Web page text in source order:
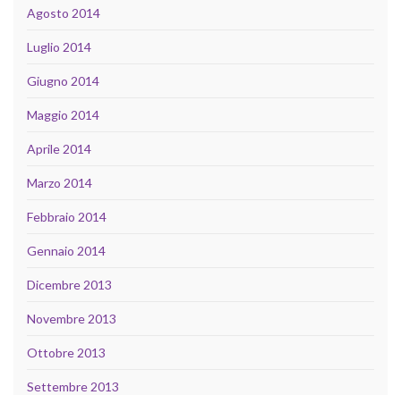
Agosto 2014
Luglio 2014
Giugno 2014
Maggio 2014
Aprile 2014
Marzo 2014
Febbraio 2014
Gennaio 2014
Dicembre 2013
Novembre 2013
Ottobre 2013
Settembre 2013